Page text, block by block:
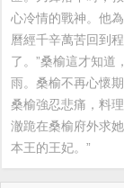
心冷情的戰神。他
曆經千辛萬苦回到
了。”桑榆這才知道
雨。桑榆不再心懷
桑榆強忍悲痛，料
澈跪在桑榆府外求
本王的王妃。”